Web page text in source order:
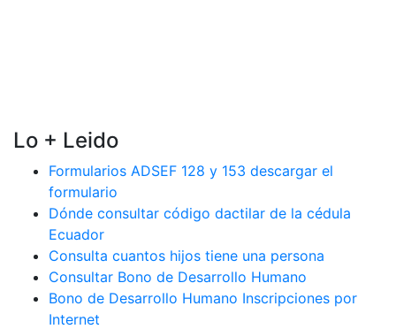
Lo + Leido
Formularios ADSEF 128 y 153 descargar el
formulario
Dónde consultar código dactilar de la cédula
Ecuador
Consulta cuantos hijos tiene una persona
Consultar Bono de Desarrollo Humano
Bono de Desarrollo Humano Inscripciones por
Internet